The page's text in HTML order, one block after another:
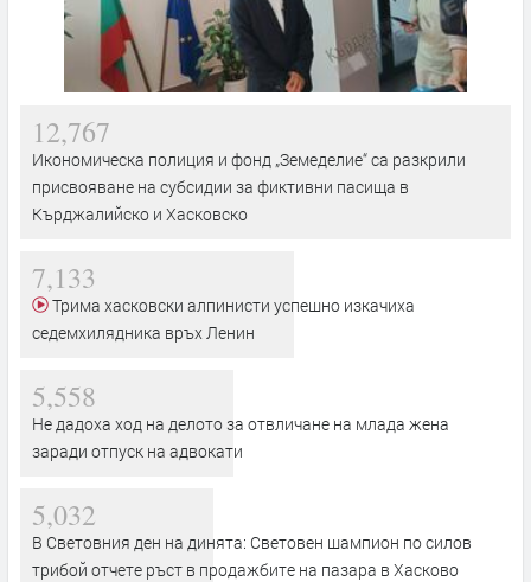
12,767
Икономическа полиция и фонд „Земеделие“ са разкрили
присвояване на субсидии за фиктивни пасища в
Кърджалийско и Хасковско
7,133
седемхилядника връх Ленин
5,558
Не дадоха ход на делото за отвличане на млада жена
заради отпуск на адвокати
5,032
В Световния ден на динята: Световен шампион по силов
трибой отчете ръст в продажбите на пазара в Хасково